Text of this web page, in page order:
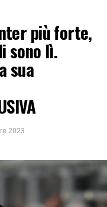
più forte,
sono lì.
sua
2023